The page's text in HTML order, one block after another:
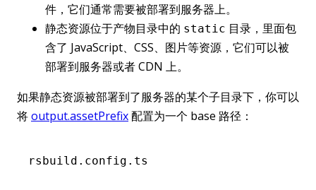
件，它们通常需要被部署到服务器上。
静态资源位于产物目录中的 static 目录，里面包
含了 JavaScript、CSS、图片等资源，它们可以被
部署到服务器或者 CDN 上。
如果静态资源被部署到了服务器的某个子目录下，你可以
将output.assetPrefix配置为一个 base 路径：
rsbuild.config.ts